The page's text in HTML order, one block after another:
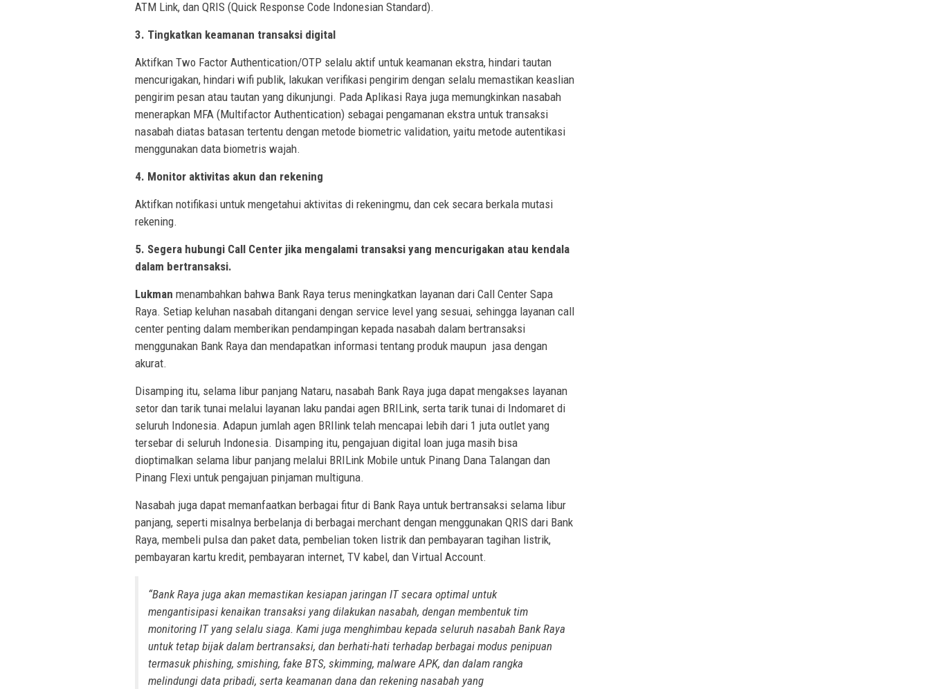
ATM Link, dan QRIS (Quick Response Code Indonesian Standard).
3. Tingkatkan keamanan transaksi digital
Aktifkan Two Factor Authentication/OTP selalu aktif untuk keamanan ekstra, hindari tautan
mencurigakan, hindari wifi publik, lakukan verifikasi pengirim dengan selalu memastikan keaslian
pengirim pesan atau tautan yang dikunjungi. Pada Aplikasi Raya juga memungkinkan nasabah
menerapkan MFA (Multifactor Authentication) sebagai pengamanan ekstra untuk transaksi
nasabah diatas batasan tertentu dengan metode biometric validation, yaitu metode autentikasi
menggunakan data biometris wajah.
4. Monitor aktivitas akun dan rekening
Aktifkan notifikasi untuk mengetahui aktivitas di rekeningmu, dan cek secara berkala mutasi
rekening.
5. Segera hubungi Call Center jika mengalami transaksi yang mencurigakan atau kendala
dalam bertransaksi.
Lukman menambahkan bahwa Bank Raya terus meningkatkan layanan dari Call Center Sapa
Raya. Setiap keluhan nasabah ditangani dengan service level yang sesuai, sehingga layanan call
center penting dalam memberikan pendampingan kepada nasabah dalam bertransaksi
menggunakan Bank Raya dan mendapatkan informasi tentang produk maupun jasa dengan
akurat.
Disamping itu, selama libur panjang Nataru, nasabah Bank Raya juga dapat mengakses layanan
setor dan tarik tunai melalui layanan laku pandai agen BRILink, serta tarik tunai di Indomaret di
seluruh Indonesia. Adapun jumlah agen BRIlink telah mencapai lebih dari 1 juta outlet yang
tersebar di seluruh Indonesia. Disamping itu, pengajuan digital loan juga masih bisa
dioptimalkan selama libur panjang melalui BRILink Mobile untuk Pinang Dana Talangan dan
Pinang Flexi untuk pengajuan pinjaman multiguna.
Nasabah juga dapat memanfaatkan berbagai fitur di Bank Raya untuk bertransaksi selama libur
panjang, seperti misalnya berbelanja di berbagai merchant dengan menggunakan QRIS dari Bank
Raya, membeli pulsa dan paket data, pembelian token listrik dan pembayaran tagihan listrik,
pembayaran kartu kredit, pembayaran internet, TV kabel, dan Virtual Account.
“Bank Raya juga akan memastikan kesiapan jaringan IT secara optimal untuk
mengantisipasi kenaikan transaksi yang dilakukan nasabah, dengan membentuk tim
monitoring IT yang selalu siaga. Kami juga menghimbau kepada seluruh nasabah Bank Raya
untuk tetap bijak dalam bertransaksi, dan berhati-hati terhadap berbagai modus penipuan
termasuk phishing, smishing, fake BTS, skimming, malware APK, dan dalam rangka
melindungi data pribadi, serta keamanan dana dan rekening nasabah yang